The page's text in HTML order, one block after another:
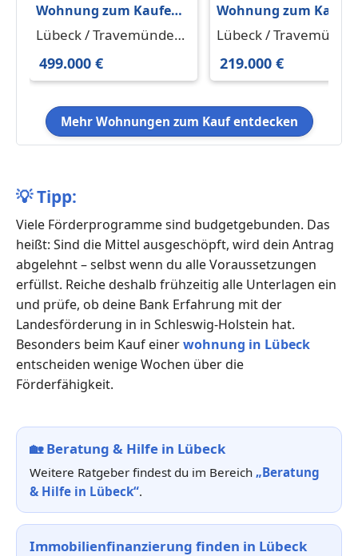
Wohnung zum Kaufen
in Lübeck Travemünde
Lübeck / Travemünde
23570
499.000 €
Wohnung zum
in Lübeck
Lübeck / Travemünde
23570
219.000 €
Mehr Wohnungen zum Kauf entdecken
💡Tipp:
Viele Förderprogramme sind budgetgebunden. Das
heißt: Sind die Mittel ausgeschöpft, wird dein Antrag
abgelehnt – selbst wenn du alle Voraussetzungen
erfüllst. Reiche deshalb frühzeitig alle Unterlagen ein
und prüfe, ob deine Bank Erfahrung mit der
Landesförderung in in Schleswig-Holstein hat.
Besonders beim Kauf einerwohnung in Lübeck
entscheiden wenige Wochen über die
Förderfähigkeit.
🏡Beratung & Hilfe in Lübeck
Weitere Ratgeber findest du im Bereich „Beratung
& Hilfe in Lübeck“.
Immobilienfinanzierung finden in Lübeck